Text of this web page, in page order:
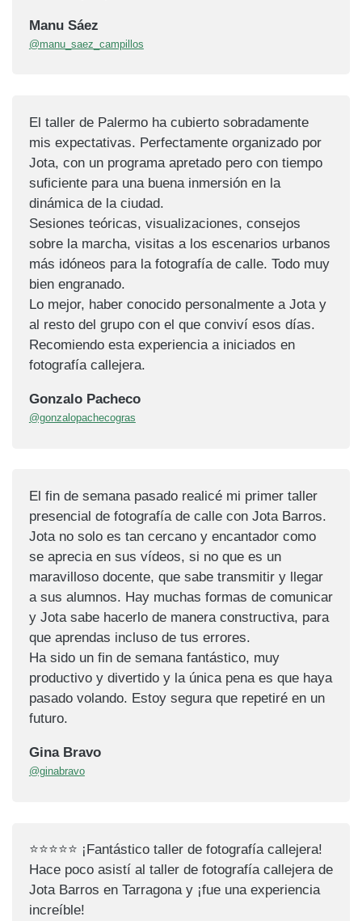
Manu Sáez
@manu_saez_campillos
El taller de Palermo ha cubierto sobradamente
mis expectativas. Perfectamente organizado por
Jota, con un programa apretado pero con tiempo
suficiente para una buena inmersión en la
dinámica de la ciudad.
Sesiones teóricas, visualizaciones, consejos
sobre la marcha, visitas a los escenarios urbanos
más idóneos para la fotografía de calle. Todo muy
bien engranado.
Lo mejor, haber conocido personalmente a Jota y
al resto del grupo con el que conviví esos días.
Recomiendo esta experiencia a iniciados en
fotografía callejera.
Gonzalo Pacheco
@gonzalopachecogras
El fin de semana pasado realicé mi primer taller
presencial de fotografía de calle con Jota Barros.
Jota no solo es tan cercano y encantador como
se aprecia en sus vídeos, si no que es un
maravilloso docente, que sabe transmitir y llegar
a sus alumnos. Hay muchas formas de comunicar
y Jota sabe hacerlo de manera constructiva, para
que aprendas incluso de tus errores.
Ha sido un fin de semana fantástico, muy
productivo y divertido y la única pena es que haya
pasado volando. Estoy segura que repetiré en un
futuro.
Gina Bravo
@ginabravo
⭐⭐⭐⭐⭐ ¡Fantástico taller de fotografía callejera!
Hace poco asistí al taller de fotografía callejera de
Jota Barros en Tarragona y ¡fue una experiencia
increíble!